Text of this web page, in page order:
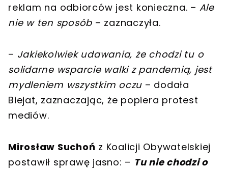
reklam na odbiorców jest konieczna. – Ale
nie w ten sposób – zaznaczyła.
– Jakiekolwiek udawania, że chodzi tu o
solidarne wsparcie walki z pandemią, jest
mydleniem wszystkim oczu – dodała
Biejat, zaznaczając, że popiera protest
mediów.
Mirosław Suchoń z Koalicji Obywatelskiej
postawił sprawę jasno: – Tu nie chodzi o